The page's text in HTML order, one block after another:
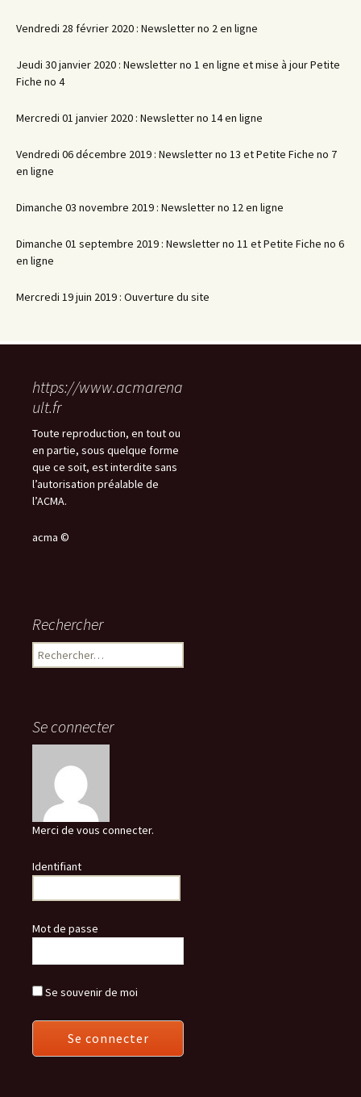
Vendredi 28 février 2020 : Newsletter no 2 en ligne
Jeudi 30 janvier 2020 : Newsletter no 1 en ligne et mise à jour Petite
Fiche no 4
Mercredi 01 janvier 2020 : Newsletter no 14 en ligne
Vendredi 06 décembre 2019 : Newsletter no 13 et Petite Fiche no 7
en ligne
Dimanche 03 novembre 2019 : Newsletter no 12 en ligne
Dimanche 01 septembre 2019 : Newsletter no 11 et Petite Fiche no 6
en ligne
Mercredi 19 juin 2019 : Ouverture du site
https://www.acmarena
ult.fr
Toute reproduction, en tout ou
en partie, sous quelque forme
que ce soit, est interdite sans
l’autorisation préalable de
l’ACMA.
acma ©
Rechercher
Rechercher :
Se connecter
Merci de vous connecter.
Identifiant
Mot de passe
Se souvenir de moi